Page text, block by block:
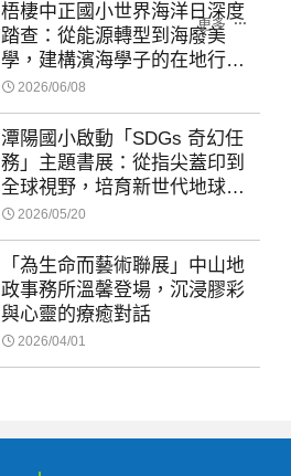
更多
梧棲中正國小世界海洋日深度
踏查：從能源轉型到海廢美
學，建構濱海學子的在地行動
力2026/06/08
潭陽國小啟動「SDGs 奇幻任
務」主題書展：從指尖蓋印到
全球視野，培育新世代地球守
護者
2026/05/20
「為生命而藝術聯展」中山地
政事務所溫馨登場，沉浸膠彩
與心靈的療癒對話
2026/04/01